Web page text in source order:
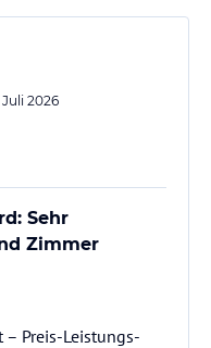
2026
Sehr
Zimmer
Preis-Leistungs-